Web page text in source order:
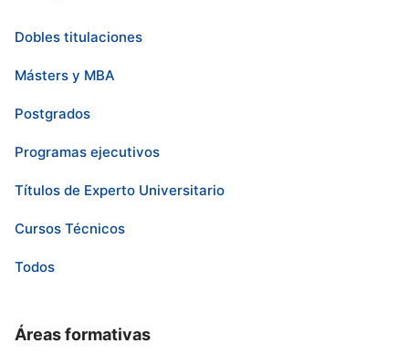
Dobles titulaciones
Másters y MBA
Postgrados
Programas ejecutivos
Títulos de Experto Universitario
Cursos Técnicos
Todos
Áreas formativas